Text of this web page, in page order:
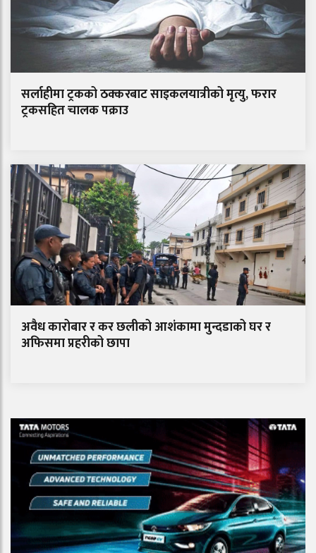
सर्लाहीमा ट्रकको ठक्करबाट साइकलयात्रीको मृत्यु, फरार
ट्रकसहित चालक पक्राउ
अवैध कारोबार र कर छलीको आशंकामा मुन्दडाको घर र
अफिसमा प्रहरीको छापा